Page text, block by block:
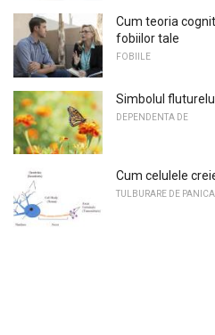
Cum teoria
fobiilor tale
FOBIILE
Simbolul
DEPENDENTA DE
Cum celulele
TULBURARE DE PANICA